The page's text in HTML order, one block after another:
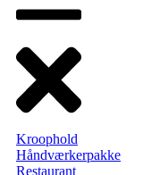
Kroophold
Håndværkerpakke
Restaurant